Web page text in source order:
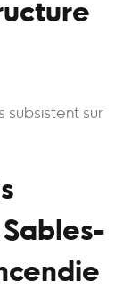
subsistent sur